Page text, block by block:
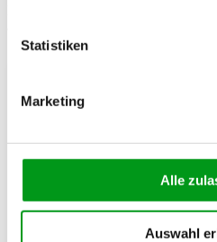
Statistiken
Marketing
Alle
Auswahl
Die Premium-Mitgliedschaften